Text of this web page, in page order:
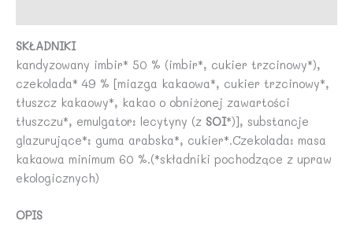
SKŁADNIKI
kandyzowany imbir* 50 % (imbir*, cukier trzcinowy*),
czekolada* 49 % [miazga kakaowa*, cukier trzcinowy*,
tłuszcz kakaowy*, kakao o obniżonej zawartości
tłuszczu*, emulgator: lecytyny (z SOI*)], substancje
glazurujące*: guma arabska*, cukier*.Czekolada: masa
kakaowa minimum 60 %.(*składniki pochodzące z upraw
ekologicznych)
OPIS